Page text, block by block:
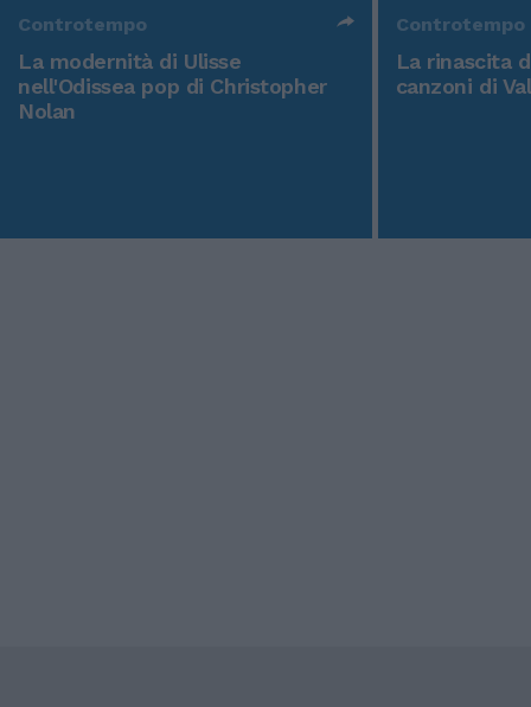
Controtempo
La modernità di Ulisse
nell'Odissea pop di Christopher
Nolan
Controtempo
La rinascita
canzoni di